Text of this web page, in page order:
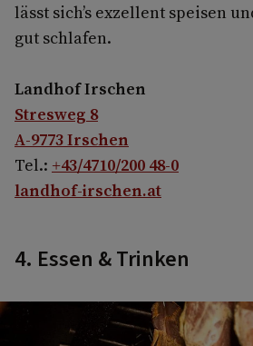
lässt sich’s exzellent speisen
gut schlafen.
Landhof Irschen
Stresweg 8
A-9773 Irschen
Tel.: +43/4710/200 48-0
landhof-irschen.at
4. Essen & Trinken